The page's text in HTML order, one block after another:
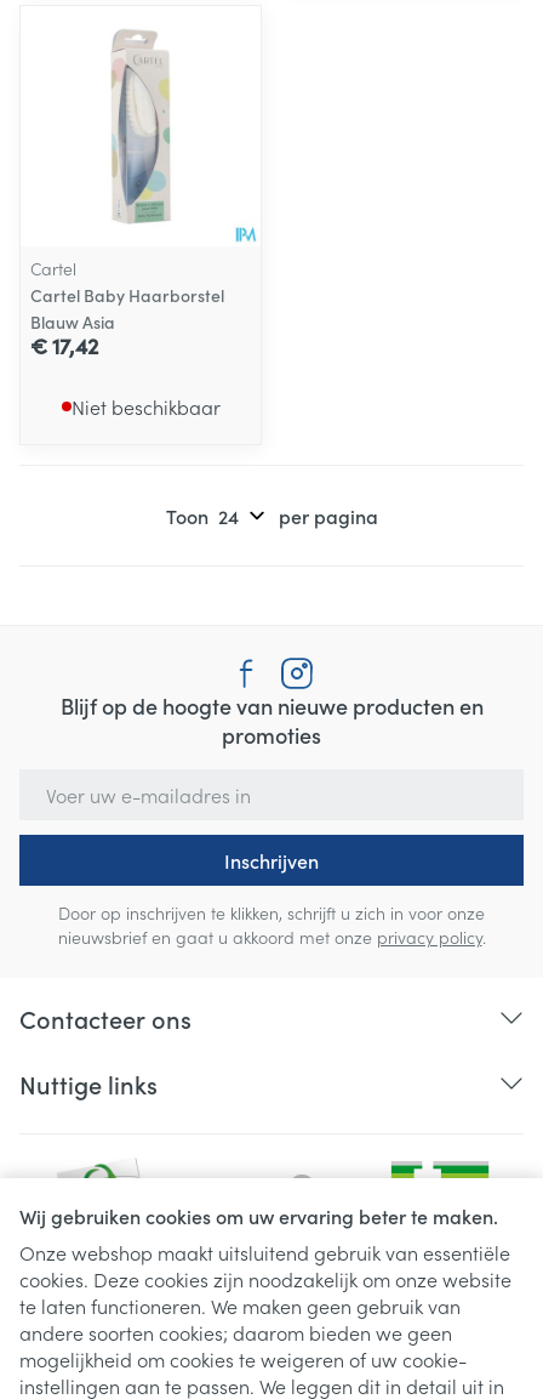
Wij gebruiken cookies om uw ervaring beter te maken.
Onze webshop maakt uitsluitend gebruik van essentiële
cookies. Deze cookies zijn noodzakelijk om onze website
te laten functioneren. We maken geen gebruik van
andere soorten cookies; daarom bieden we geen
mogelijkheid om cookies te weigeren of uw cookie-
instellingen aan te passen. We leggen dit in detail uit in
Cartel
Cartel Baby Haarborstel
Blauw Asia
€ 17,42
Niet beschikbaar
Toon per pagina
Blijf op de hoogte van nieuwe producten en
promoties
Inschrijven
Door op inschrijven te klikken, schrijft u zich in voor onze
nieuwsbrief en gaat u akkoord met onze privacy policy.
Contacteer ons
Nuttige links
Juridische links